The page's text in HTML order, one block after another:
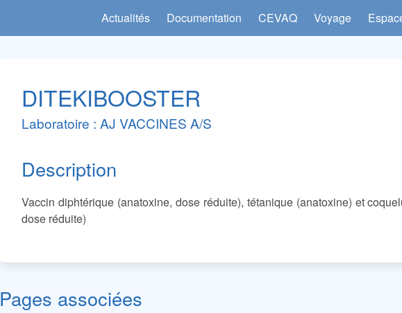
Actualités Documentation CEVAQ Voyage
DITEKIBOOSTER
Laboratoire : AJ VACCINES A/S
Description
Vaccin diphtérique (anatoxine, dose réduite), tétanique (anatoxine) et
dose réduite)
Pages associées